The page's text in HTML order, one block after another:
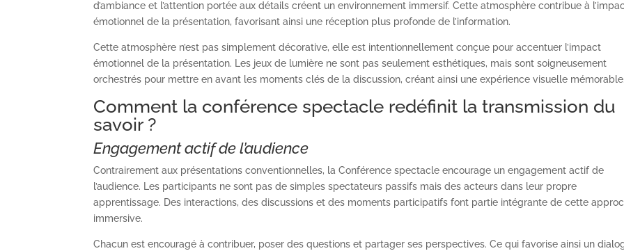
d’ambiance et l’attention portée aux détails créent un environnement immersif. Cette atmosphère contribue à
émotionnel de la présentation, favorisant ainsi une réception plus profonde de l’information.
Cette atmosphère n’est pas simplement décorative, elle est intentionnellement conçue pour accentuer l’impact
émotionnel de la présentation. Les jeux de lumière ne sont pas seulement esthétiques, mais sont soigneusement
orchestrés pour mettre en avant les moments clés de la discussion, créant ainsi une expérience visuelle mémorable.
Comment la conférence spectacle redéfinit la transmission du
savoir ?
Engagement actif de l’audience
Contrairement aux présentations conventionnelles, la Conférence spectacle encourage un engagement actif de
l’audience. Les participants ne sont pas de simples spectateurs passifs mais des acteurs dans leur propre
apprentissage. Des interactions, des discussions et des moments participatifs font partie intégrante de cette
immersive.
Chacun est encouragé à contribuer, poser des questions et partager ses perspectives. Ce qui favorise ainsi un